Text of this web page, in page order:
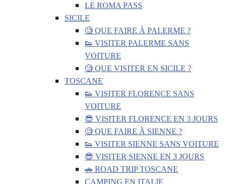
LE ROMA PASS
SICILE
🧐 QUE FAIRE À PALERME ?
👟 VISITER PALERME SANS
VOITURE
🧐 QUE VISITER EN SICILE ?
TOSCANE
👟 VISITER FLORENCE SANS
VOITURE
😎 VISITER FLORENCE EN 3 JOURS
🧐 QUE FAIRE À SIENNE ?
👟 VISITER SIENNE SANS VOITURE
😎 VISITER SIENNE EN 3 JOURS
🚗 ROAD TRIP TOSCANE
CAMPING EN ITALIE